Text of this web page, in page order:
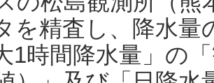
を精査し、降水
1時間降水量」の